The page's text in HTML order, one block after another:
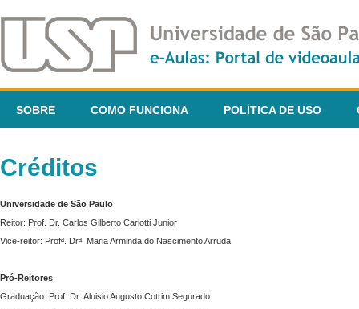
SOBRE COMO FUNCIONA POLÍTICA DE USO
Créditos
Universidade de São Paulo
Reitor: Prof. Dr. Carlos Gilberto Carlotti Junior
Vice-reitor: Profª. Drª. Maria Arminda do Nascimento Arruda
Pró-Reitores
Graduação: Prof. Dr. Aluisio Augusto Cotrim Segurado